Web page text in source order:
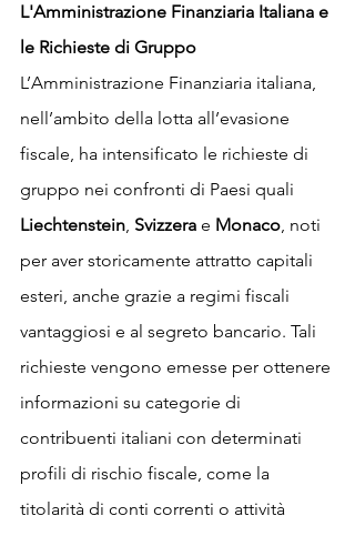
L'Amministrazione Finanziaria Italiana e
le Richieste di Gruppo
L’Amministrazione Finanziaria italiana,
nell’ambito della lotta all’evasione
fiscale, ha intensificato le richieste di
gruppo nei confronti di Paesi quali
Liechtenstein, Svizzera e Monaco, noti
per aver storicamente attratto capitali
esteri, anche grazie a regimi fiscali
vantaggiosi e al segreto bancario. Tali
richieste vengono emesse per ottenere
informazioni su categorie di
contribuenti italiani con determinati
profili di rischio fiscale, come la
titolarità di conti correnti o attività